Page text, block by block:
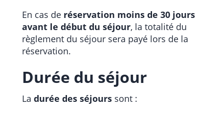
En cas de réservation moins de 30 jours
avant le début du séjour, la totalité du
règlement du séjour sera payé lors de la
réservation.
Durée du séjour
La durée des séjourssont :